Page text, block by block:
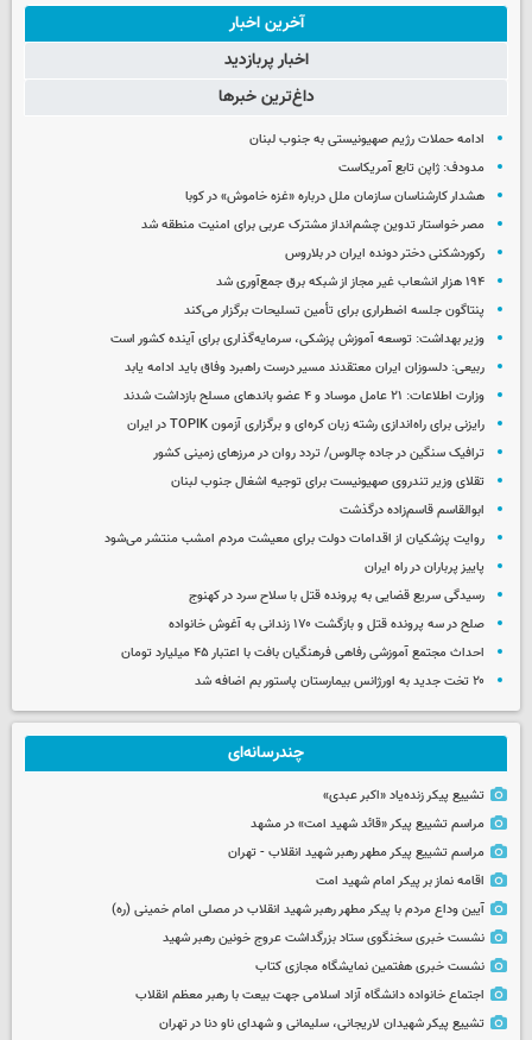
آخرین اخبار
اخبار پربازدید
داغ‌ترین خبرها
ادامه حملات رژیم صهیونیستی به جنوب لبنان
مدودف: ژاپن تابع آمریکاست
هشدار کارشناسان سازمان ملل درباره «غزه‌ خاموش» در کوبا
مصر خواستار تدوین چشم‌انداز مشترک عربی برای امنیت منطقه شد
رکوردشکنی دختر دونده ایران در بلاروس
۱۹۴ هزار انشعاب غیر مجاز از شبکه برق جمع‌آوری شد
پنتاگون جلسه اضطراری برای تأمین تسلیحات برگزار می‌کند
وزیر بهداشت: توسعه آموزش پزشکی، سرمایه‌گذاری برای آینده کشور است
ربیعی: دلسوزان ایران معتقدند مسیر درست راهبرد وفاق باید ادامه یابد
وزارت اطلاعات: ۲۱ عامل موساد و ۴ عضو باندهای مسلح بازداشت شدند
رایزنی برای راه‌اندازی رشته زبان کره‌ای و برگزاری آزمون TOPIK در ایران
ترافیک سنگین در جاده چالوس/ تردد روان در مرزهای زمینی کشور
تقلای وزیر تندروی صهیونیست برای توجیه اشغال جنوب لبنان
ابوالقاسم قاسم‌زاده درگذشت
روایت پزشکیان از اقدامات دولت برای معیشت مردم امشب منتشر می‌شود
پاییز پرباران در راه ایران
رسیدگی سریع قضایی به پرونده قتل با سلاح سرد در کهنوج
صلح در سه پرونده قتل و بازگشت ۱۷۰ زندانی به آغوش خانواده
احداث مجتمع آموزشی رفاهی فرهنگیان بافت با اعتبار ۴۵ میلیارد تومان
۲۰ تخت جدید به اورژانس بیمارستان پاستور بم اضافه شد
چندرسانه‌ای
تشییع پیکر زنده‌یاد «اکبر عبدی»
مراسم تشییع پیکر «قائد شهید امت» در مشهد
مراسم تشییع پیکر مطهر رهبر شهید انقلاب - تهران
اقامه نماز بر پیکر امام شهید امت
آیین وداع مردم با پیکر مطهر رهبر شهید انقلاب در مصلی امام خمینی (ره)
نشست خبری سخنگوی ستاد بزرگداشت عروج خونین رهبر شهید
نشست خبری هفتمین نمایشگاه مجازی کتاب
اجتماع خانواده دانشگاه آزاد اسلامی جهت بیعت با رهبر معظم انقلاب
تشییع پیکر شهیدان لاریجانی، سلیمانی و شهدای ناو دنا در تهران